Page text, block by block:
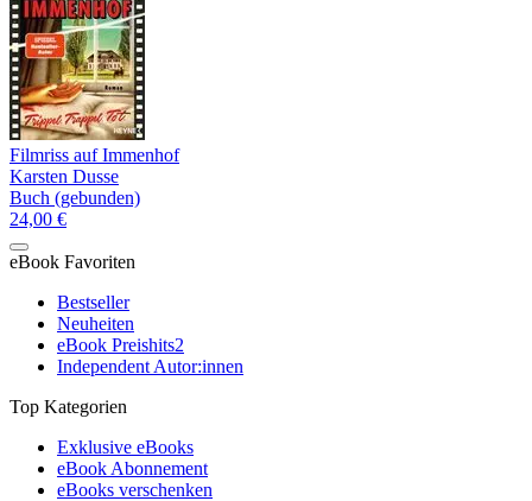
Filmriss auf Immenhof
Karsten Dusse
Buch (gebunden)
24,00 €
eBook Favoriten
Bestseller
Neuheiten
eBook Preishits2
Independent Autor:innen
Top Kategorien
Exklusive eBooks
eBook Abonnement
eBooks verschenken